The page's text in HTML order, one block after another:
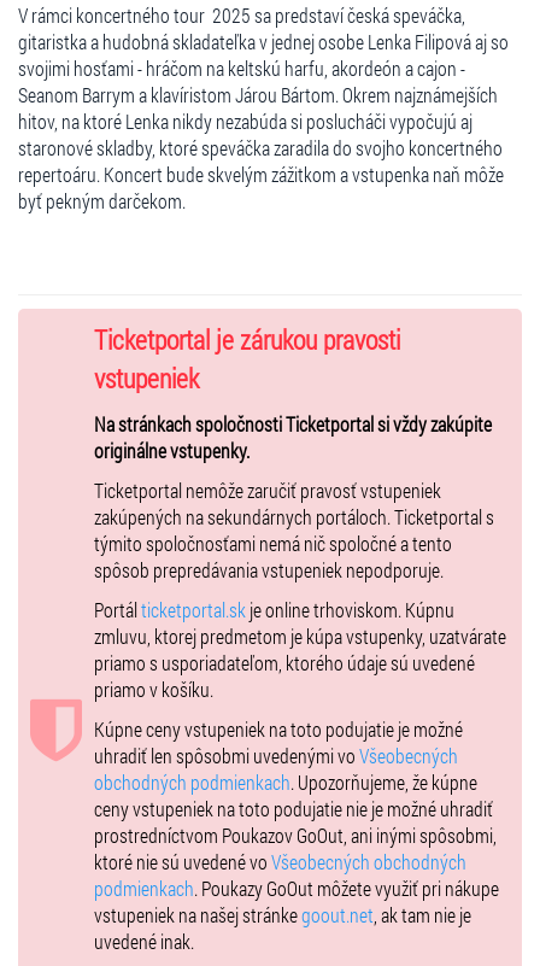
V rámci koncertného tour 2025 sa predstaví česká speváčka,
gitaristka a hudobná skladateľka v jednej osobe Lenka Filipová aj so
svojimi hosťami - hráčom na keltskú harfu, akordeón a cajon -
Seanom Barrym a klavíristom Járou Bártom. Okrem najznámejších
hitov, na ktoré Lenka nikdy nezabúda si poslucháči vypočujú aj
staronové skladby, ktoré speváčka zaradila do svojho koncertného
repertoáru. Koncert bude skvelým zážitkom a vstupenka naň môže
byť pekným darčekom.
Ticketportal je zárukou pravosti
vstupeniek
Na stránkach spoločnosti Ticketportal si vždy zakúpite
originálne vstupenky.
Ticketportal nemôže zaručiť pravosť vstupeniek
zakúpených na sekundárnych portáloch. Ticketportal s
týmito spoločnosťami nemá nič spoločné a tento
spôsob prepredávania vstupeniek nepodporuje.
Portálticketportal.sk je online trhoviskom. Kúpnu
zmluvu, ktorej predmetom je kúpa vstupenky, uzatvárate
priamo s usporiadateľom, ktorého údaje sú uvedené
priamo v košíku.
Kúpne ceny vstupeniek na toto podujatie je možné
uhradiť len spôsobmi uvedenými voVšeobecných
obchodných podmienkach. Upozorňujeme, že kúpne
ceny vstupeniek na toto podujatie nie je možné uhradiť
prostredníctvom Poukazov GoOut, ani inými spôsobmi,
ktoré nie sú uvedené voVšeobecných obchodných
podmienkach. Poukazy GoOut môžete využiť pri nákupe
vstupeniek na našej stránkegoout.net , ak tam nie je
uvedené inak.